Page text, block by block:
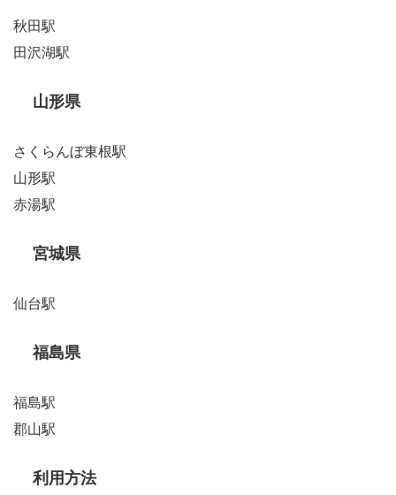
秋田駅
田沢湖駅
山形県
さくらんぼ東根駅
山形駅
赤湯駅
宮城県
仙台駅
福島県
福島駅
郡山駅
利用方法